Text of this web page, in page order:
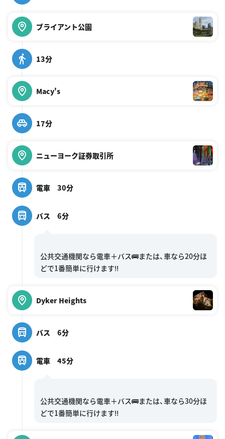
ブライアント公園
13分
Macy's
17分
ニューヨーク証券取引所
電車 30分
バス 6分
公共交通機関なら電車＋バス🚌または、車なら20分ほ
Dyker Heights
バス 6分
電車 45分
公共交通機関なら電車＋バス🚌または、車なら30分ほ